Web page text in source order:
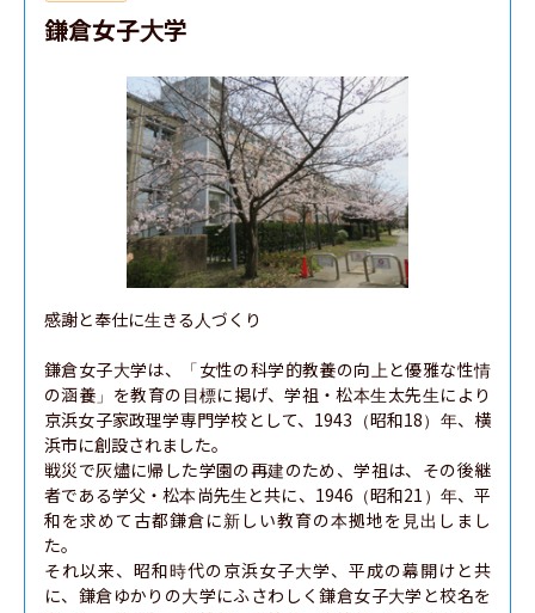
鎌倉女子大学
感謝と奉仕に生きる人づくり
鎌倉女子大学は、「女性の科学的教養の向上と優雅な性情
の涵養」を教育の目標に掲げ、学祖・松本生太先生により
京浜女子家政理学専門学校として、1943（昭和18）年、横
浜市に創設されました。
戦災で灰燼に帰した学園の再建のため、学祖は、その後継
者である学父・松本尚先生と共に、1946（昭和21）年、平
和を求めて古都鎌倉に新しい教育の本拠地を見出しまし
た。
それ以来、昭和時代の京浜女子大学、平成の幕開けと共
に、鎌倉ゆかりの大学にふさわしく鎌倉女子大学と校名を